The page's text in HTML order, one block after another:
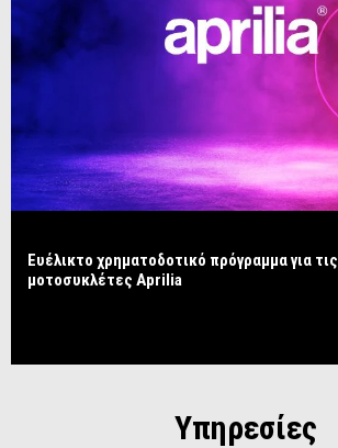
Ευέλικτο χρηματοδοτικό πρόγραμμα για τις
μοτοσυκλέτες Aprilia
Υπηρεσίες